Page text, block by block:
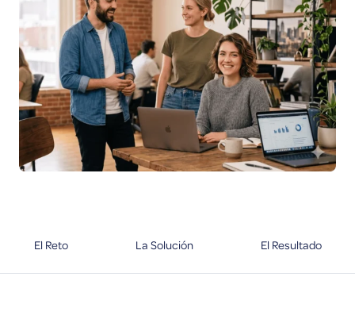
El Reto La Solución El Resultado